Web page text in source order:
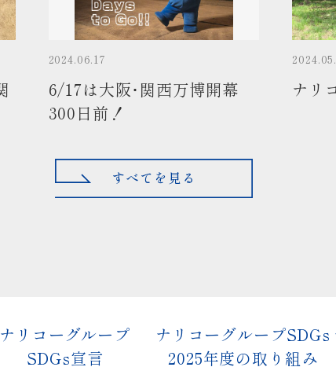
2024.06.17
6/17は大阪･関西万博開幕
300日前！
ナリ
すべてを見る
ナリコーグループ
SDGs宣言
ナリコーグループSDGs
2025年度の取り組み